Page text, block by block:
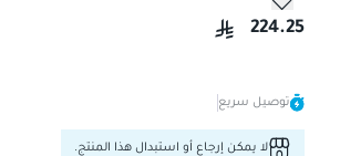
ريبلنكس لوشن جسم بأحماض الفواكة ١٥% - 200 مل
224.25
توصيل سريع
لا يمكن إرجاع أو استبدال هذا المنتج.